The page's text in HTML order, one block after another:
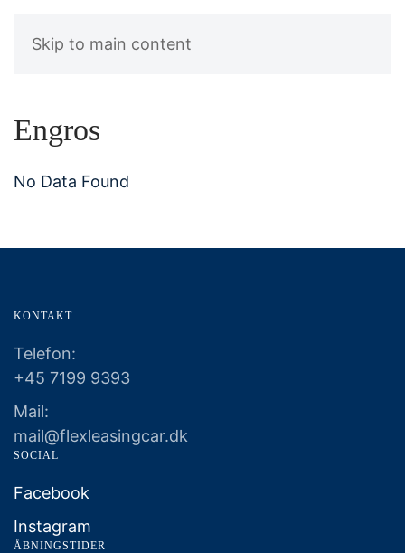
Skip to main content
Engros
No Data Found
KONTAKT
Telefon:
+45 7199 9393
Mail:
mail@flexleasingcar.dk
SOCIAL
Facebook
Instagram
ÅBNINGSTIDER